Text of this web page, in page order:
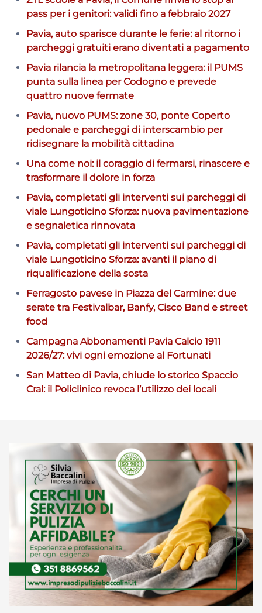
pass per i genitori: validi fino a febbraio 2027
Pavia, auto sparisce durante le ferie: al ritorno i
parcheggi gratuiti erano diventati a pagamento
Pavia rilancia la metropolitana leggera: il PUMS
punta sulla linea per Codogno e prevede
quattro nuove fermate
Pavia, nuovo PUMS: zone 30, ponte Coperto
pedonale e parcheggi di interscambio per
ridisegnare la mobilità cittadina
Una come noi: il coraggio di fermarsi, rinascere e
trasformare il dolore in forza
Pavia, completati gli interventi sui parcheggi di
viale Lungoticino Sforza: nuova pavimentazione
e segnaletica rinnovata
Pavia, completati gli interventi sui parcheggi di
viale Lungoticino Sforza: avanti il piano di
riqualificazione della sosta
Ferragosto pavese in Piazza del Carmine: due
serate tra Festivalbar, Banfy, Cisco Band e street
food
Campagna Abbonamenti Pavia Calcio 1911
2026/27: vivi ogni emozione al Fortunati
San Matteo di Pavia, chiude lo storico Spaccio
Cral: il Policlinico revoca l’utilizzo dei locali